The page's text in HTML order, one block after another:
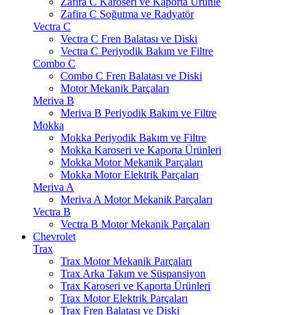
Zafira C Soğutma ve Radyatör
Vectra C
Vectra C Fren Balatası ve Diski
Vectra C Periyodik Bakım ve Filtre
Combo C
Combo C Fren Balatası ve Diski
Motor Mekanik Parçaları
Meriva B
Meriva B Periyodik Bakım ve Filtre
Mokka
Mokka Periyodik Bakım ve Filtre
Mokka Karoseri ve Kaporta Ürünleri
Mokka Motor Mekanik Parçaları
Mokka Motor Elektrik Parçaları
Meriva A
Meriva A Motor Mekanik Parçaları
Vectra B
Vectra B Motor Mekanik Parçaları
Chevrolet
Trax
Trax Motor Mekanik Parçaları
Trax Arka Takım ve Süspansiyon
Trax Karoseri ve Kaporta Ürünleri
Trax Motor Elektrik Parçaları
Trax Fren Balatası ve Diski